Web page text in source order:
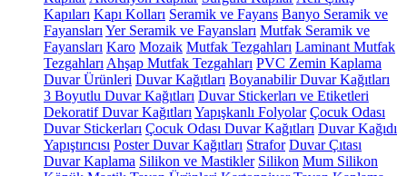
Kapıları Kapı Kolları Seramik ve Fayans Banyo Seramik ve
Fayansları Yer Seramik ve Fayansları Mutfak Seramik ve
Fayansları Karo Mozaik Mutfak Tezgahları Laminant Mutfak
Tezgahları Ahşap Mutfak Tezgahları PVC Zemin Kaplama
Duvar Ürünleri Duvar Kağıtları Boyanabilir Duvar Kağıtları
3 Boyutlu Duvar Kağıtları Duvar Stickerları ve Etiketleri
Dekoratif Duvar Kağıtları Yapışkanlı Folyolar Çocuk Odası
Duvar Stickerları Çocuk Odası Duvar Kağıtları Duvar Kağıdı
Yapıştırıcısı Poster Duvar Kağıtları Strafor Duvar Çıtası
Duvar Kaplama Silikon ve Mastikler Silikon Mum Silikon